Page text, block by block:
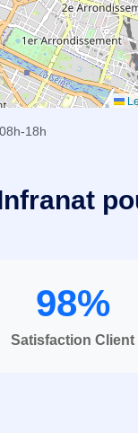
18h
98%
Satisfaction Client